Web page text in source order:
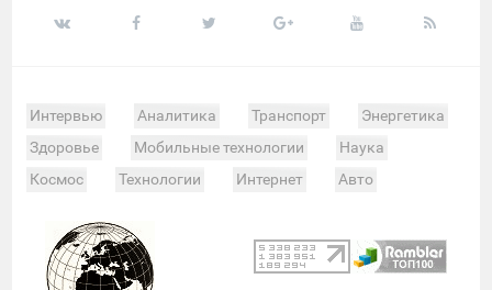
Интервью Аналитика Транспорт
Энергетика
Здоровье
Мобильные технологии
Наука
Космос
Технологии Интернет
Авто
Велоспорт
Покер Хоккей
Баскетбол
Мотор
Теннис Футбол Фото и видео